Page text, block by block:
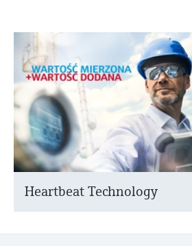
Heartbeat Technology